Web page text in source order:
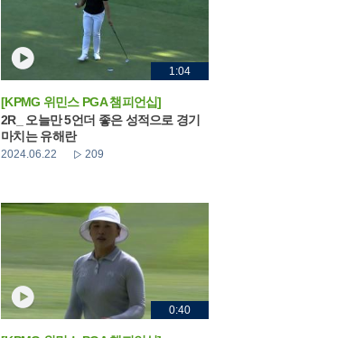
1:04
[KPMG 위민스 PGA 챔피언십]
2R_ 오늘만 5언더 좋은 성적으로 경기
마치는 유해란
2024.06.22 209
0:40